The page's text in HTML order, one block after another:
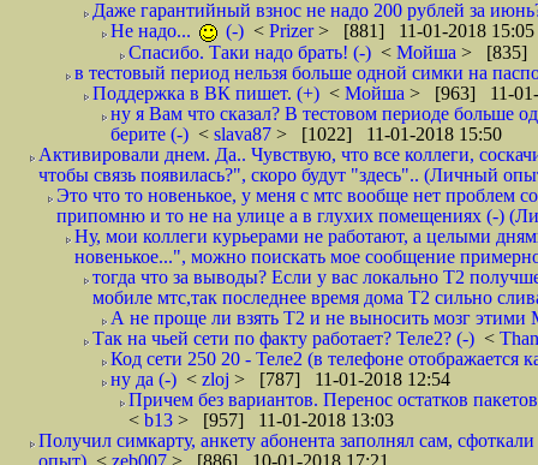
Даже гарантийный взнос не надо 200 рублей за
Не надо...
(-) < Prizer> [881] 11-01-2018 15:05
Спасибо. Таки надо брать! (-) < Мойша > [835]
в тестовый период нельзя больше одной симки на
Поддержка в ВК пишет. (+) < Мойша > [963] 11-01-
ну я Вам что сказал? В тестовом периоде больше
берите (-) < slava87 > [1022] 11-01-2018 15:50
Активировали днем. Да.. Чувствую, что все коллеги,
чтобы связь появилась?", скоро будут "здесь".. (Личный
Это что то новенькое, у меня с мтс вообще нет проблем
припомню и то не на улице а в глухих помещениях (-)
Ну, мои коллеги курьерами не работают, а целыми
новенькое...", можно поискать мое сообщение
тогда что за выводы? Если у вас локально Т2
мобиле мтс,так последнее время дома Т2 сильно
А не проще ли взять Т2 и не выносить мозг
Так на чьей сети по факту работает? Теле2? (-) <
Код сети 250 20 - Теле2 (в телефоне отображается
ну да (-) < zloj > [787] 11-01-2018 12:54
Причем без вариантов. Перенос остатков
< b13 > [957] 11-01-2018 13:03
Получил симкарту, анкету абонента заполнял сам,
опыт) < zeb007 > [886] 10-01-2018 17:21